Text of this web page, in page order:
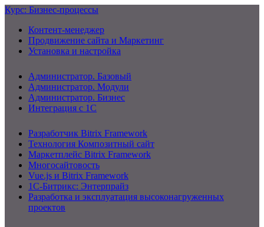
Курс: Бизнес-процессы
Контент-менеджер
Продвижение сайта и Маркетинг
Установка и настройка
Администратор. Базовый
Администратор. Модули
Администратор. Бизнес
Интеграция с 1С
Разработчик Bitrix Framework
Технология Композитный сайт
Маркетплейс Bitrix Framework
Многосайтовость
Vue.js и Bitrix Framework
1С-Битрикс: Энтерпрайз
Разработка и эксплуатация высоконагруженных
проектов